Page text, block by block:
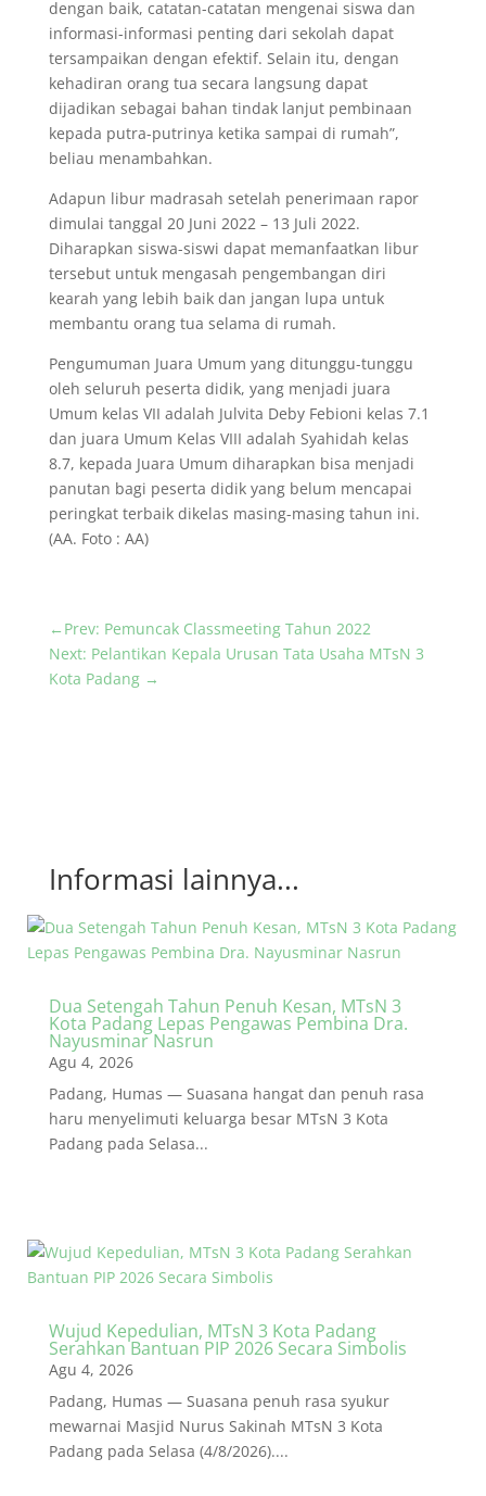
dengan baik, catatan-catatan mengenai siswa dan
informasi-informasi penting dari sekolah dapat
tersampaikan dengan efektif. Selain itu, dengan
kehadiran orang tua secara langsung dapat
dijadikan sebagai bahan tindak lanjut pembinaan
kepada putra-putrinya ketika sampai di rumah”,
beliau menambahkan.
Adapun libur madrasah setelah penerimaan rapor
dimulai tanggal 20 Juni 2022 – 13 Juli 2022.
Diharapkan siswa-siswi dapat memanfaatkan libur
tersebut untuk mengasah pengembangan diri
kearah yang lebih baik dan jangan lupa untuk
membantu orang tua selama di rumah.
Pengumuman Juara Umum yang ditunggu-tunggu
oleh seluruh peserta didik, yang menjadi juara
Umum kelas VII adalah Julvita Deby Febioni kelas 7.1
dan juara Umum Kelas VIII adalah Syahidah kelas
8.7, kepada Juara Umum diharapkan bisa menjadi
panutan bagi peserta didik yang belum mencapai
peringkat terbaik dikelas masing-masing tahun ini.
(AA. Foto : AA)
← Prev: Pemuncak Classmeeting Tahun 2022
Next: Pelantikan Kepala Urusan Tata Usaha MTsN 3
Kota Padang→
Informasi lainnya...
Dua Setengah Tahun Penuh Kesan, MTsN 3
Kota Padang Lepas Pengawas Pembina Dra.
Nayusminar Nasrun
Agu 4, 2026
Padang, Humas — Suasana hangat dan penuh rasa
haru menyelimuti keluarga besar MTsN 3 Kota
Padang pada Selasa...
Wujud Kepedulian, MTsN 3 Kota Padang
Serahkan Bantuan PIP 2026 Secara Simbolis
Agu 4, 2026
Padang, Humas — Suasana penuh rasa syukur
mewarnai Masjid Nurus Sakinah MTsN 3 Kota
Padang pada Selasa (4/8/2026)....